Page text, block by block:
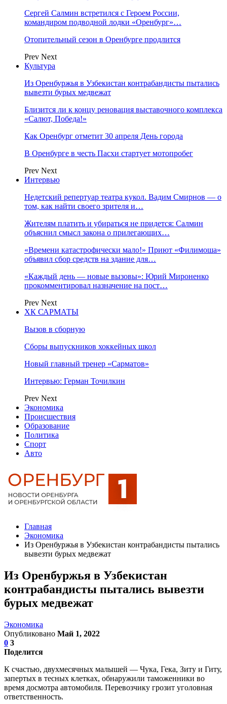
Сергей Салмин встретился с Героем России,
командиром подводной лодки «Оренбург»…
Отопительный сезон в Оренбурге продлится
Prev Next
Культура
Из Оренбуржья в Узбекистан контрабандисты пытались
вывезти бурых медвежат
Близится ли к концу реновация выставочного комплекса
«Салют, Победа!»
Как Оренбург отметит 30 апреля День города
В Оренбурге в честь Пасхи стартует мотопробег
Prev Next
Интервью
Недетский репертуар театра кукол. Вадим Смирнов — о
том, как найти своего зрителя и…
Жителям платить и убираться не придется: Салмин
объяснил смысл закона о прилегающих…
«Времени катастрофически мало!» Приют «Филимоша»
объявил сбор средств на здание для…
«Каждый день — новые вызовы»: Юрий Мироненко
прокомментировал назначение на пост…
Prev Next
ХК САРМАТЫ
Вызов в сборную
Сборы выпускников хоккейных школ
Новый главный тренер «Сарматов»
Интервью: Герман Точилкин
Prev Next
Экономика
Происшествия
Образование
Политика
Спорт
Авто
Главная
Экономика
Из Оренбуржья в Узбекистан контрабандисты пытались
вывезти бурых медвежат
Из Оренбуржья в Узбекистан
контрабандисты пытались вывезти
бурых медвежат
Экономика
Опубликовано Май 1, 2022
0 3
Поделится
К счастью, двухмесячных малышей — Чука, Гека, Зиту и Гиту,
запертых в тесных клетках, обнаружили таможенники во
время досмотра автомобиля. Перевозчику грозит уголовная
ответственность.